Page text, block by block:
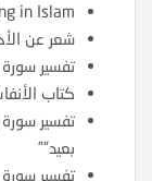
in Islam
شعر عن
تفسير سورة ق : 1- قوله تعالى: (ق
كتاب
بعيد””